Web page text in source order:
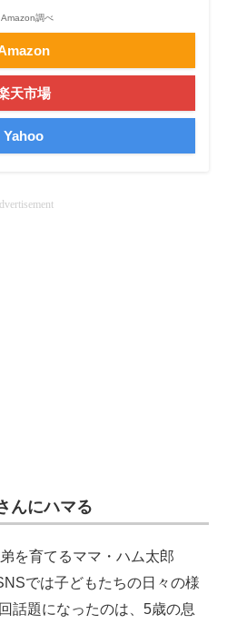
調べ
天市場
Yahoo
んにハマる
を育てるママ・ハム太郎
では子どもたちの日々の様
話題になったのは、5歳の息